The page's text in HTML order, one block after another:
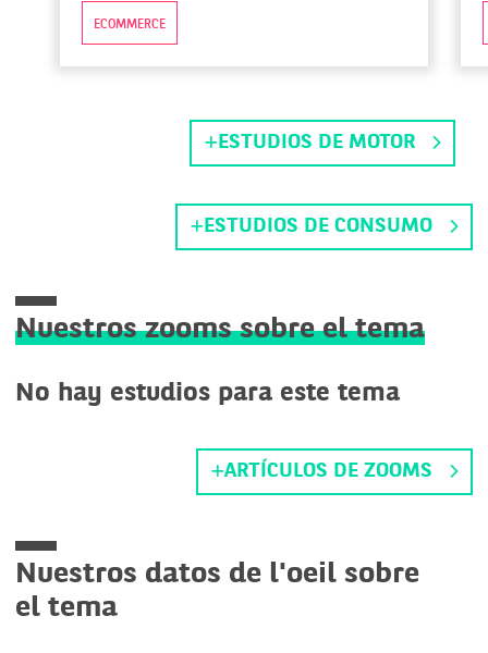
ECOMMERCE
ESTUDIOS DE MOTOR
ESTUDIOS DE CONSUMO
Nuestros zooms sobre el tema
No hay estudios para este tema
ARTÍCULOS DE ZOOMS
Nuestros datos de l'oeil sobre
el tema